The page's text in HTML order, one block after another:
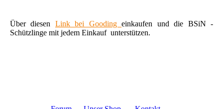
Über diesen Link bei Goodingeinkaufen und die BSiN -
Schützlinge mit jedem Einkauf unterstützen.